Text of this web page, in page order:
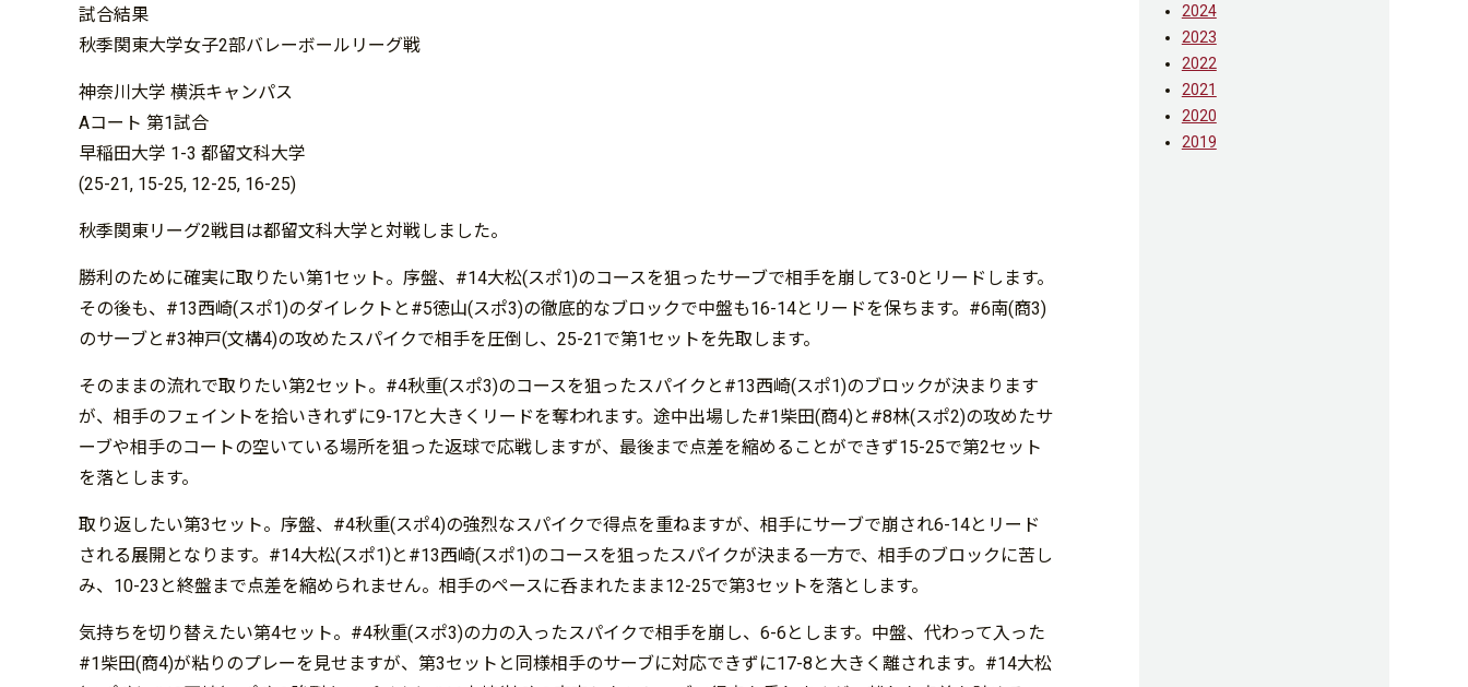
試合結果
秋季関東大学女子2部バレーボールリーグ戦
神奈川大学 横浜キャンパス
Aコート 第1試合
早稲田大学 1-3 都留文科大学
(25-21, 15-25, 12-25, 16-25)
秋季関東リーグ2戦目は都留文科大学と対戦しました。
勝利のために確実に取りたい第1セット。序盤、#14大松(スポ1)のコースを狙ったサーブで相手を崩して3-0とリードします。
その後も、#13西崎(スポ1)のダイレクトと#5徳山(スポ3)の徹底的なブロックで中盤も16-14とリードを保ちます。#6南(商3)
のサーブと#3神戸(文構4)の攻めたスパイクで相手を圧倒し、25-21で第1セットを先取します。
そのままの流れで取りたい第2セット。#4秋重(スポ3)のコースを狙ったスパイクと#13西崎(スポ1)のブロックが決まります
が、相手のフェイントを拾いきれずに9-17と大きくリードを奪われます。途中出場した#1柴田(商4)と#8林(スポ2)の攻めたサ
ーブや相手のコートの空いている場所を狙った返球で応戦しますが、最後まで点差を縮めることができず15-25で第2セット
を落とします。
取り返したい第3セット。序盤、#4秋重(スポ4)の強烈なスパイクで得点を重ねますが、相手にサーブで崩され6-14とリード
される展開となります。#14大松(スポ1)と#13西崎(スポ1)のコースを狙ったスパイクが決まる一方で、相手のブロックに苦し
み、10-23と終盤まで点差を縮められません。相手のペースに呑まれたまま12-25で第3セットを落とします。
気持ちを切り替えたい第4セット。#4秋重(スポ3)の力の入ったスパイクで相手を崩し、6-6とします。中盤、代わって入った
#1柴田(商4)が粘りのプレーを見せますが、第3セットと同様相手のサーブに対応できずに17-8と大きく離されます。#14大松
2024
2023
2022
2021
2020
2019